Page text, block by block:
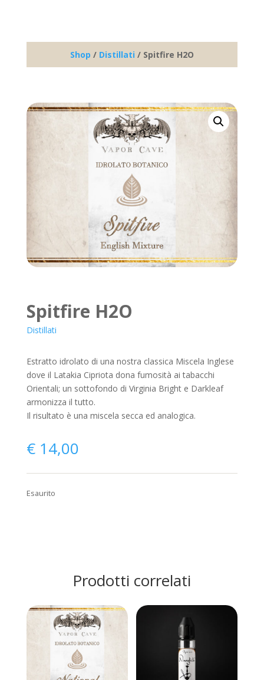
Shop / Distillati / Spitfire H2O
Spitfire H2O
Distillati
Estratto idrolato di una nostra classica Miscela Inglese
dove il Latakia Cipriota dona fumosità ai tabacchi
Orientali; un sottofondo di Virginia Bright e Darkleaf
armonizza il tutto.
Il risultato è una miscela secca ed analogica.
€14,00
Esaurito
Prodotti correlati